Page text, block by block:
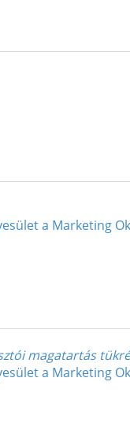
a Marketing
magatartás
a Marketing